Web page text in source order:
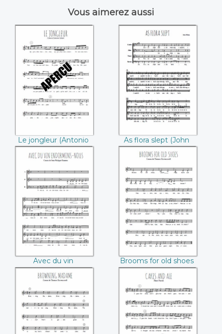
Vous aimerez aussi
Le jongleur
((Antonio Salieri))
Le jongleur (Antonio
Salieri)
As flora slept (John
Hilton)
As flora slept (John
Hilton)
Avec du vin
endormons-nous
(Jean-Philippe
Rameau)
Avec du vin
endormons-nous
(Jean-Philippe
Rameau)
Brooms for old
shoes (Thomas
Ravenscroft)
Brooms for old shoes
(Thomas
Ravenscroft)
Browning Madame
(Thomas
Ravenscroft)
Cakes and ale
(Henry Purcell)